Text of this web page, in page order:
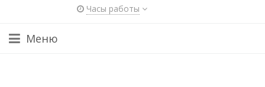
Часы работы
Меню